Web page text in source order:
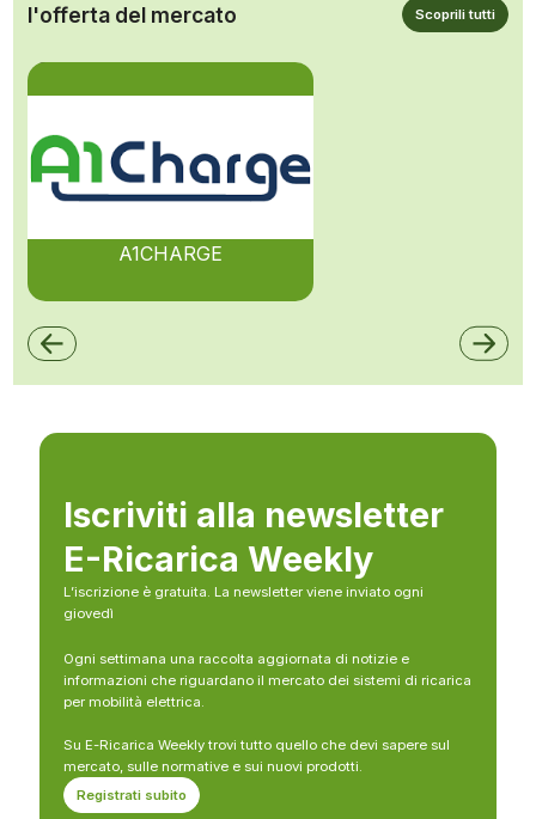
l'offerta del mercato Scoprili tutti
A1CHARGE
Iscriviti alla newsletter
E-Ricarica Weekly
L’iscrizione è gratuita. La newsletter viene inviato ogni
giovedì
Ogni settimana una raccolta aggiornata di notizie e
informazioni che riguardano il mercato dei sistemi di ricarica
per mobilità elettrica.
Su E-Ricarica Weekly trovi tutto quello che devi sapere sul
mercato, sulle normative e sui nuovi prodotti.
Registrati subito